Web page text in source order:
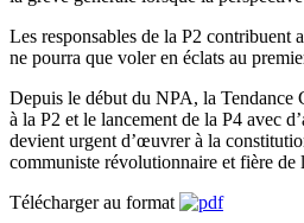
Les responsables de la P2 contribuent
ne pourra que voler en éclats au
Depuis le début du NPA, la Tendance
à la P2 et le lancement de la P4 avec
devient urgent d’œuvrer à la
communiste révolutionnaire et fière de
Télécharger au format